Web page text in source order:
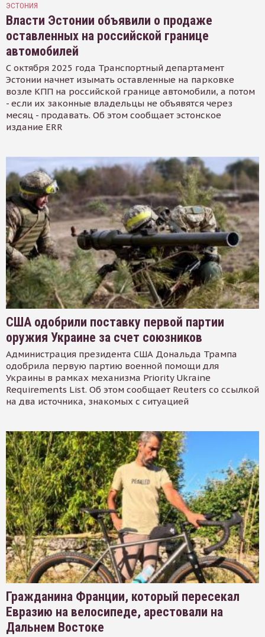
ЭСТОНИЯ
Власти Эстонии объявили о продаже
оставленных на российской границе
автомобилей
С октября 2025 года Транспортный департамент
Эстонии начнет изымать оставленные на парковке
возле КПП на российской границе автомобили, а потом
- если их законные владельцы не объявятся через
месяц - продавать. Об этом сообщает эстонское
издание ERR
США одобрили поставку первой партии
оружия Украине за счет союзников
Администрация президента США Дональда Трампа
одобрила первую партию военной помощи для
Украины в рамках механизма Priority Ukraine
Requirements List. Об этом сообщает Reuters со ссылкой
на два источника, знакомых с ситуацией
Гражданина Франции, который пересекал
Евразию на велосипеде, арестовали на
Дальнем Востоке